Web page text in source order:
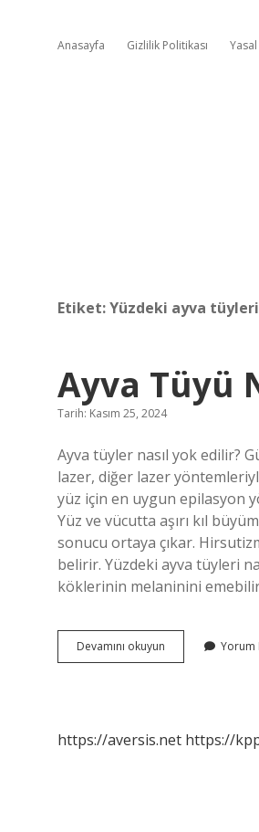
Anasayfa Gizlilik Politikası Yasal
Etiket:Yüzdeki ayva
Ayva Tüyü
Tarih: Kasım 25, 2024
Ayva tüyler nasıl yok edilir?
lazer, diğer lazer
yüz için en uygun epilasyon
Yüz ve vücutta aşırı kıl
sonucu ortaya çıkar.
belirir. Yüzdeki ayva tüyleri
köklerinin melaninini
Devamını okuyun
Tüyü
Yorum
https://aversis.net https://